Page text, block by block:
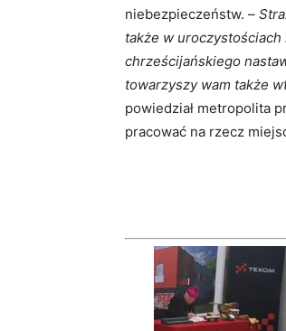
niebezpieczeństw. –
także w
chrześcijańskiego
towarzyszy wam także
powiedział metropolita
pracować na rzecz